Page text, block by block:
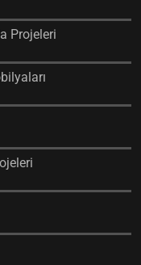
Projeleri